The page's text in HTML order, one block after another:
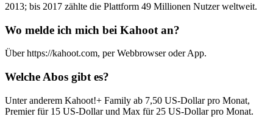
2013; bis 2017 zählte die Plattform 49 Millionen Nutzer weltweit.
Wo melde ich mich bei Kahoot an?
Über https://kahoot.com, per Webbrowser oder App.
Welche Abos gibt es?
Unter anderem Kahoot!+ Family ab 7,50 US-Dollar pro Monat,
Premier für 15 US-Dollar und Max für 25 US-Dollar pro Monat.